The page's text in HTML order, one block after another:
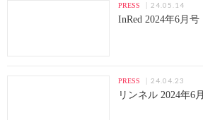
PRESS 24.05.14
InRed 2024年6月号
PRESS 24.04.23
リンネル 2024年6